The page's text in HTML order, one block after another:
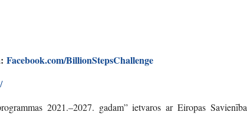
Facebook.com/BillionStepsChallenge
2021.–2027. gadam” ietvaros ar Eiropas